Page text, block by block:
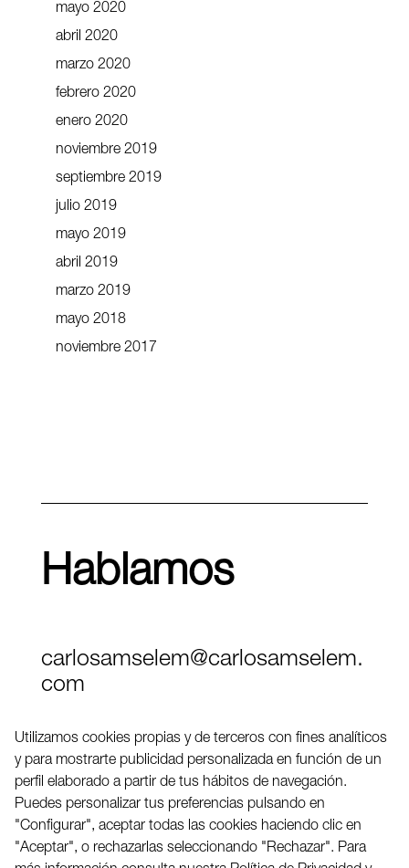
mayo 2020
abril 2020
marzo 2020
febrero 2020
enero 2020
noviembre 2019
septiembre 2019
julio 2019
mayo 2019
abril 2019
marzo 2019
mayo 2018
noviembre 2017
Hablamos
carlosamselem@carlosamselem.
com
Twitter
LinkedIN
2026 ©
Utilizamos cookies propias y de terceros con fines analíticos
y para mostrarte publicidad personalizada en función de un
perfil elaborado a partir de tus hábitos de navegación.
Puedes personalizar tus preferencias pulsando en
"Configurar", aceptar todas las cookies haciendo clic en
"Aceptar", o rechazarlas seleccionando "Rechazar". Para